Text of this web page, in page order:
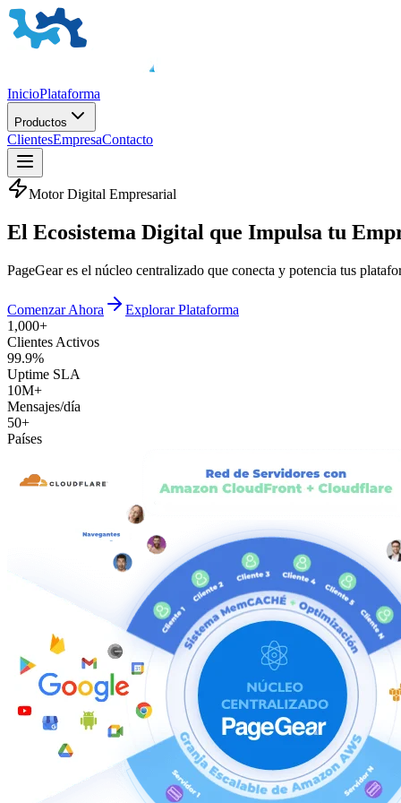
InicioPlataforma
Productos
ClientesEmpresaContacto
Motor Digital Empresarial
El Ecosistema Digital que Impulsa tu
PageGear es el núcleo centralizado que conecta y potencia tus
Comenzar Ahora
Explorar Plataforma
1,000+
Clientes Activos
99.9%
Uptime SLA
10M+
Mensajes/día
50+
Países